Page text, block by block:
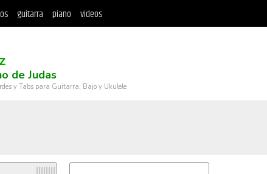
guitarra piano videos
de Judas
y Tabs para Guitarra, Bajo y Ukulele